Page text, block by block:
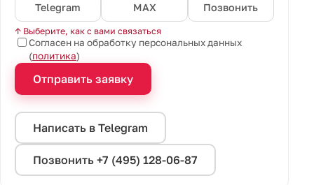
Telegram MAX Позвонить
↑ Выберите, как с вами связаться
Согласен на обработку персональных данных
(политика)
Отправить заявку
Написать в Telegram
Позвонить +7 (495) 128-06-87